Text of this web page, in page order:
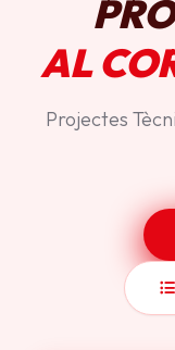
AL
Projectes